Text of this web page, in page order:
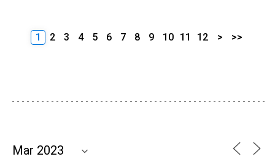
1 2 3 4 5 6 7 8 9 10 11 12 > >>